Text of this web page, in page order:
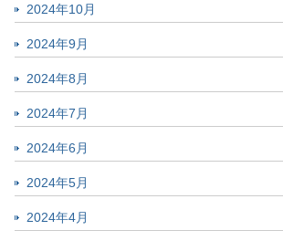
2024年10月
2024年9月
2024年8月
2024年7月
2024年6月
2024年5月
2024年4月